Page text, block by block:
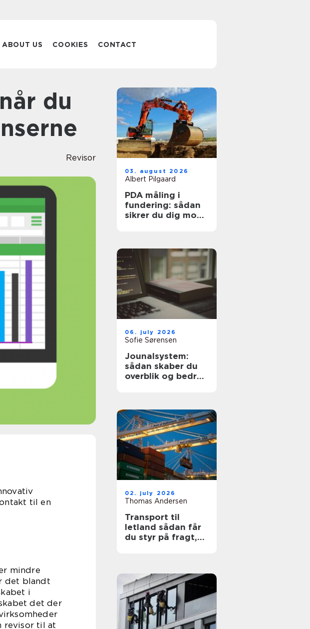
ABOUT US COOKIES CONTACT
Revisor
til en
mindre
det blandt
i
det der
revisor til at
03. august 2026
Albert Pilgaard
PDA måling i
fundering: sådan
sikrer du dig mod
06. july 2026
Sofie Sørensen
Jounalsystem:
sådan skaber du
overblik og bedre
02. july 2026
Thomas Andersen
Transport til
letland sådan får
du styr på fragt,